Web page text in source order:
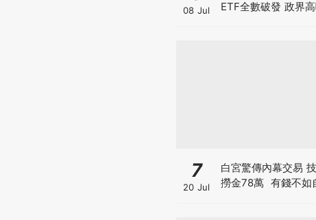
08 Jul
ETF全數破發 政界
7
20 Jul
白宮驚傳內幕交易
撈金78萬 有錢不如